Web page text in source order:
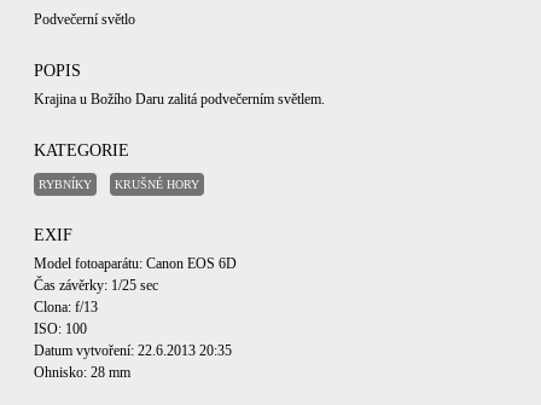
Podvečerní světlo
POPIS
Krajina u Božího Daru zalitá podvečerním světlem.
KATEGORIE
RYBNÍKY KRUŠNÉ HORY
EXIF
Model fotoaparátu: Canon EOS 6D
Čas závěrky: 1/25 sec
Clona: f/13
ISO: 100
Datum vytvoření: 22.6.2013 20:35
Ohnisko: 28 mm